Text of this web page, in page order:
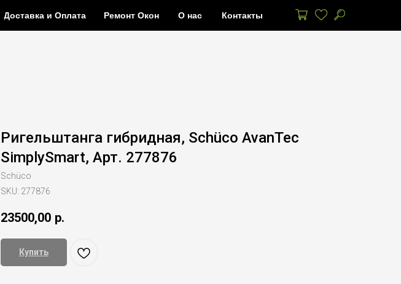
Доставка и Оплата Ремонт Окон О нас Контакты
Ригельштанга гибридная, Schüco AvanTec
SimplySmart, Арт. 277876
Schüco
SKU: 277876
23500,00 р.
Купить